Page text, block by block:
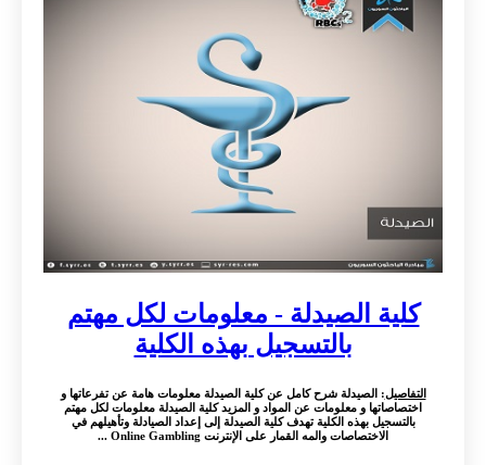
كلية الصيدلة - معلومات لكل مهتم
بالتسجيل بهذه الكلية
التفاصيل: الصيدلة شرح كامل عن كلية الصيدلة معلومات هامة عن تفرعاتها و
اختصاصاتها و معلومات عن المواد و المزيد كلية الصيدلة معلومات لكل مهتم
بالتسجيل بهذه الكلية تهدف كلية الصيدلة إلى إعداد الصيادلة وتأهيلهم في
الاختصاصات والمه القمار على الإنترنت Online Gambling ...